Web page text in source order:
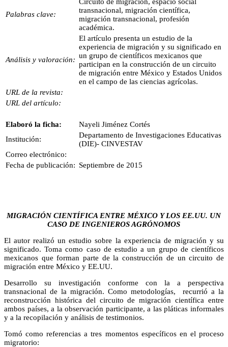
Palabras clave:
transnacional, migración científica,
migración transnacional, profesión
académica.
Análisis y valoración:
El artículo presenta un estudio de la
experiencia de migración y su significado en
un grupo de científicos mexicanos que
participan en la construcción de un circuito
de migración entre México y Estados Unidos
en el campo de las ciencias agrícolas.
URL de la revista:
URL del artículo:
Elaboró la ficha:
Nayeli Jiménez Cortés
Institución:
Departamento de Investigaciones Educativas
(DIE)- CINVESTAV
Correo electrónico:
Fecha de publicación: Septiembre de 2015
MIGRACIÓN CIENTÍFICA ENTRE MÉXICO Y LOS EE.UU. UN
CASO DE INGENIEROS AGRÓNOMOS
El autor realizó un estudio sobre la experiencia de migración y su
significado. Toma como caso de estudio a un grupo de científicos
mexicanos que forman parte de la construcción de un circuito de
migración entre México y EE.UU.
Desarrollo su investigación conforme con la a perspectiva
transnacional de la migración. Como metodologías, recurrió a la
reconstrucción histórica del circuito de migración científica entre
ambos países, a la observación participante, a las pláticas informales
y a la recopilación y análisis de testimonios.
Tomó como referencias a tres momentos específicos en el proceso
migratorio: